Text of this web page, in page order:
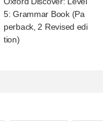
5: Grammar Book (Pa
perback, 2 Revised edi
tion)